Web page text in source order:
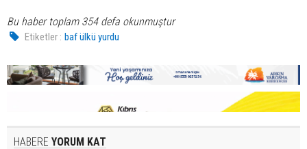
Bu haber toplam 354 defa okunmuştur
Etiketler : baf ülkü yurdu
HABERE YORUM KAT